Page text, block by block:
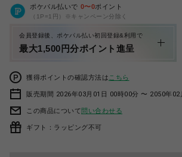
ポケパル払いで 0〜0ポイント
（1P=1円）※キャンペーン分除く
会員登録後、ポケパル払い初回登録&利用で
最大1,500円分ポイント進呈
獲得ポイントの確認方法は こちら
販売期間 2026年03月01日 00時00分 〜 2050年02
この商品について問い合わせる
ギフト：ラッピング不可